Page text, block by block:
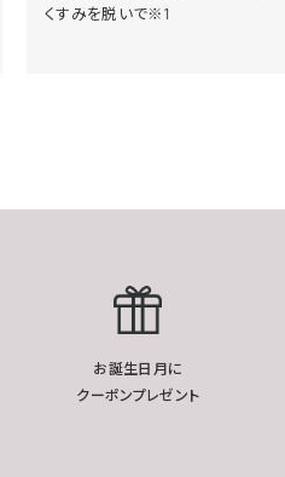
くすみを脱いで※1
お誕生日月に
クーポンプレゼント